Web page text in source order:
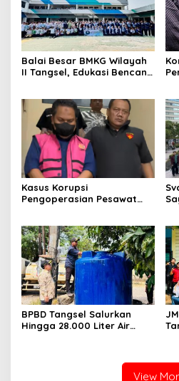
Balai Besar BMKG Wilayah
II Tangsel, Edukasi Bencana
23
Kasus Korupsi
Pengoperasian Pesawat
Tersangka
BPBD Tangsel Salurkan
Hingga 28.000 Liter Air
View